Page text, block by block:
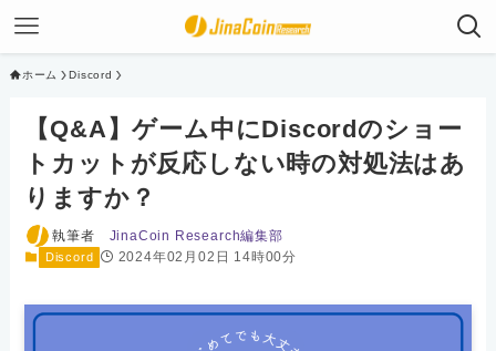
ホーム Discord
【Q&A】ゲーム中にDiscordのショー
トカットが反応しない時の対処法はあ
りますか？
Discord 2024年02月02日 14時00分
執筆者 JinaCoin Research編集部